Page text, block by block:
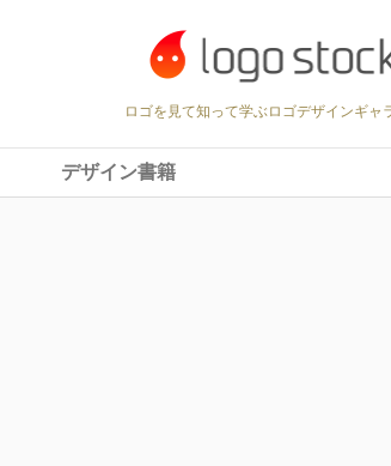
ロゴを見て知って学ぶロゴデザインギャ
デザイン書籍